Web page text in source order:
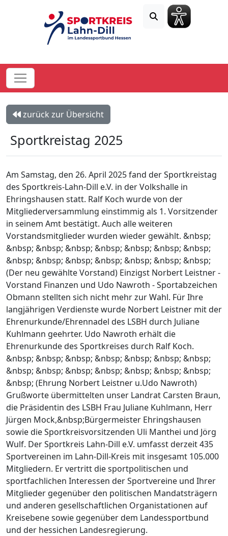
zurück zur Übersicht
Sportkreistag 2025
Am Samstag, den 26. April 2025 fand der Sportkreistag
des Sportkreis-Lahn-Dill e.V. in der Volkshalle in
Ehringshausen statt. Ralf Koch wurde von der
Mitgliederversammlung einstimmig als 1. Vorsitzender
in seinem Amt bestätigt. Auch alle weiteren
Vorstandsmitglieder wurden wieder gewählt. &nbsp;
&nbsp; &nbsp; &nbsp; &nbsp; &nbsp; &nbsp; &nbsp;
&nbsp; &nbsp; &nbsp; &nbsp; &nbsp; &nbsp; &nbsp;
(Der neu gewählte Vorstand) Einzigst Norbert Leistner -
Vorstand Finanzen und Udo Nawroth - Sportabzeichen
Obmann stellten sich nicht mehr zur Wahl. Für Ihre
langjährigen Verdienste wurde Norbert Leistner mit der
Ehrenurkunde/Ehrennadel des LSBH durch Juliane
Kuhlmann geehrter. Udo Nawroth erhält die
Ehrenurkunde des Sportkreises durch Ralf Koch.
&nbsp; &nbsp; &nbsp; &nbsp; &nbsp; &nbsp; &nbsp;
&nbsp; &nbsp; &nbsp; &nbsp; &nbsp; &nbsp; &nbsp;
&nbsp; (Ehrung Norbert Leistner u.Udo Nawroth)
Grußworte übermittelten unser Landrat Carsten Braun,
die Präsidentin des LSBH Frau Juliane Kuhlmann, Herr
Jürgen Mock,&nbsp;Bürgermeister Ehringshausen
sowie die Sportkreisvorsitzenden Uli Manthei und Jörg
Wulf. Der Sportkreis Lahn-Dill e.V. umfasst derzeit 435
Sportvereinen im Lahn-Dill-Kreis mit insgesamt 105.000
Mitgliedern. Er vertritt die sportpolitischen und
sportfachlichen Interessen der Sportvereine und Ihrer
Mitglieder gegenüber den politischen Mandatsträgern
und anderen gesellschaftlichen Organistationen auf
Kreisebene sowie gegenüber dem Landessportbund
und der hessichen Landesregierung.